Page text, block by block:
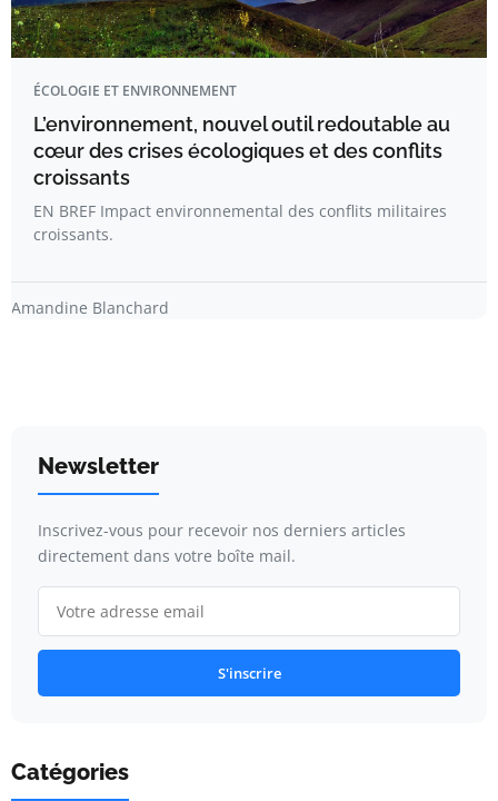
ÉCOLOGIE ET ENVIRONNEMENT
L’environnement, nouvel outil redoutable au
cœur des crises écologiques et des conflits
croissants
EN BREF Impact environnemental des conflits militaires
croissants.
Amandine Blanchard
Newsletter
Inscrivez-vous pour recevoir nos derniers articles
directement dans votre boîte mail.
S'inscrire
Catégories